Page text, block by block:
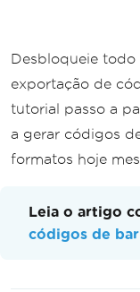
Desbloqueie
exportação de
tutorial passo a
a gerar códigos
formatos hoje
Leia o artigo
códigos de